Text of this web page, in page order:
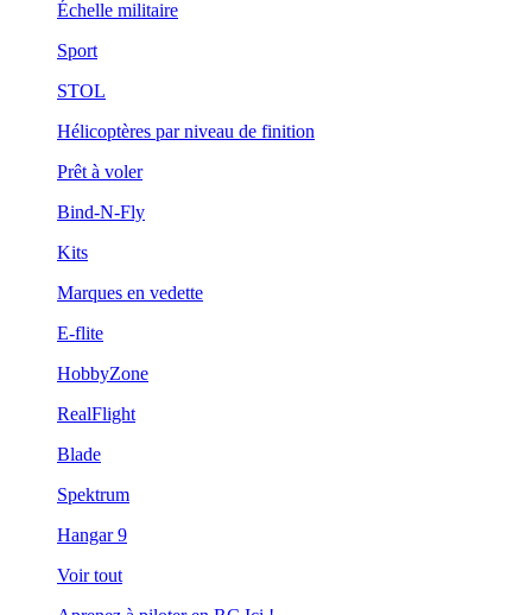
Échelle militaire
Sport
STOL
Hélicoptères par niveau de finition
Prêt à voler
Bind-N-Fly
Kits
Marques en vedette
E-flite
HobbyZone
RealFlight
Blade
Spektrum
Hangar 9
Voir tout